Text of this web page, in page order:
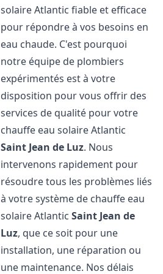
solaire Atlantic fiable et efficace
pour répondre à vos besoins en
eau chaude. C'est pourquoi
notre équipe de plombiers
expérimentés est à votre
disposition pour vous offrir des
services de qualité pour votre
chauffe eau solaire Atlantic
Saint Jean de Luz. Nous
intervenons rapidement pour
résoudre tous les problèmes liés
à votre système de chauffe eau
solaire AtlanticSaint Jean de
Luz, que ce soit pour une
installation, une réparation ou
une maintenance. Nos délais